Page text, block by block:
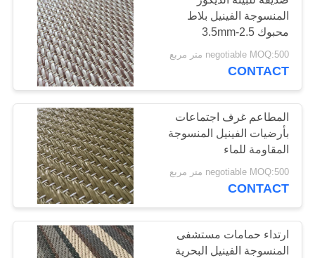
مكافحة ساكنة
الأرضيات الفينيل
12
أرضيات الفينيل
متجانسة
14
المنسوجة الفينيل بلاط
محبوك 2.5-3.5mm
negotiable MOQ:500 متر مربع
CONTACT
المطاعم غرف اجتماعات
بأرضيات الفينيل المنسوجة
المقاومة للماء
negotiable MOQ:500 متر مربع
CONTACT
ارتداء حمامات مستشفى
المنسوجة الفينيل البحرية